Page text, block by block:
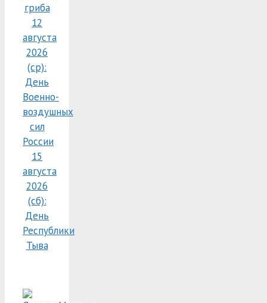
гриба
12
августа
2026
(ср):
День
Военно-
воздушных
сил
России
15
августа
2026
(сб):
День
Республики
Тыва